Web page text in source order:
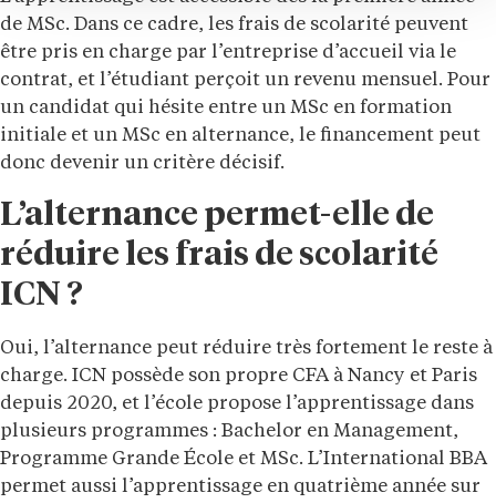
de MSc. Dans ce cadre, les frais de scolarité peuvent
être pris en charge par l’entreprise d’accueil via le
contrat, et l’étudiant perçoit un revenu mensuel. Pour
un candidat qui hésite entre un MSc en formation
initiale et un MSc en alternance, le financement peut
donc devenir un critère décisif.
L’alternance permet-elle de
réduire les frais de scolarité
ICN ?
Oui, l’alternance peut réduire très fortement le reste à
charge. ICN possède son propre CFA à Nancy et Paris
depuis 2020, et l’école propose l’apprentissage dans
plusieurs programmes : Bachelor en Management,
Programme Grande École et MSc. L’International BBA
permet aussi l’apprentissage en quatrième année sur